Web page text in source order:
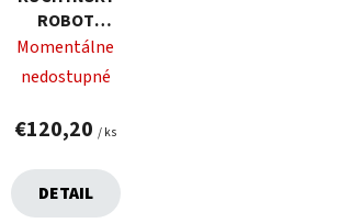
ROBOT
MAGICHOME 1000W
Momentálne
nedostupné
€120,20 / ks
DETAIL